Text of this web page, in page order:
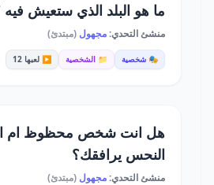
ما هو البلد الذي ستعيش
منشئ التحدي:مجهول (مبتدئ)
🎭 شخصية 📁 الشخصية ▶️ لعبها 12
هل انت شخص محظوظ ام
النحس يرافقك؟
منشئ التحدي:مجهول (مبتدئ)